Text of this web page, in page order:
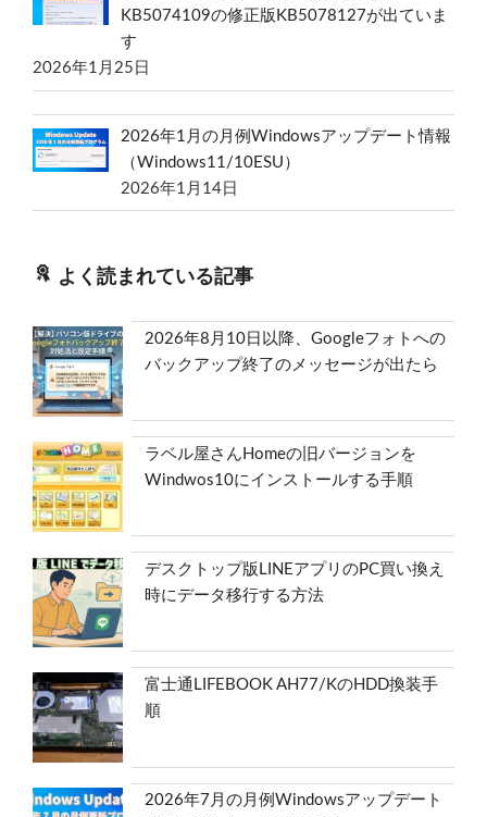
KB5074109の修正版KB5078127が出ていま
す
2026年1月25日
2026年1月の月例Windowsアップデート情報
（Windows11/10ESU）
2026年1月14日
よく読まれている記事
2026年8月10日以降、Googleフォトへの
バックアップ終了のメッセージが出たら
ラベル屋さんHomeの旧バージョンを
Windwos10にインストールする手順
デスクトップ版LINEアプリのPC買い換え
時にデータ移行する方法
富士通LIFEBOOK AH77/KのHDD換装手
順
2026年7月の月例Windowsアップデート